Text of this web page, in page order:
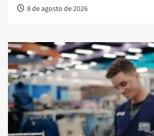
8 de agosto de 2026